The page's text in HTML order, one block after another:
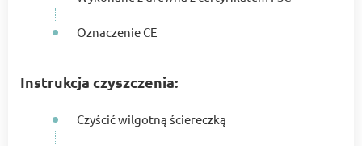
Oznaczenie CE
Instrukcja czyszczenia:
Czyścić wilgotną ściereczką